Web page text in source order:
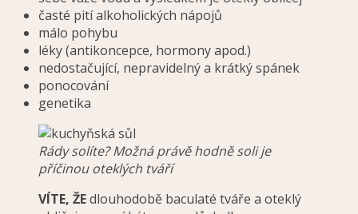
časté pití alkoholických nápojů
málo pohybu
léky (antikoncepce, hormony apod.)
nedostačující, nepravidelný a krátký spánek
ponocování
genetika
Rády solíte? Možná právě hodně soli je
příčinou oteklých tváří
VÍTE, ŽEdlouhodobě baculaté tváře a oteklý